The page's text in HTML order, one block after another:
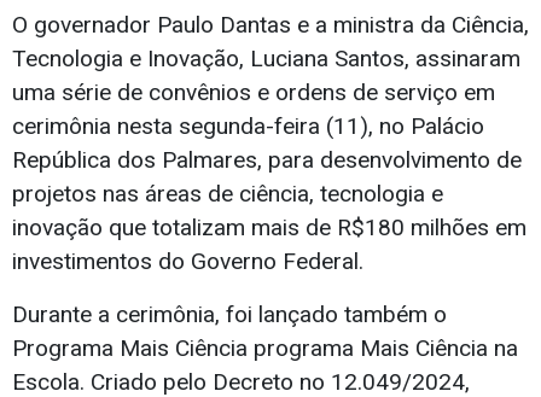
O governador Paulo Dantas e a ministra da Ciência,
Tecnologia e Inovação, Luciana Santos, assinaram
uma série de convênios e ordens de serviço em
cerimônia nesta segunda-feira (11), no Palácio
República dos Palmares, para desenvolvimento de
projetos nas áreas de ciência, tecnologia e
inovação que totalizam mais de R$180 milhões em
investimentos do Governo Federal.
Durante a cerimônia, foi lançado também o
Programa Mais Ciência programa Mais Ciência na
Escola. Criado pelo Decreto no 12.049/2024,